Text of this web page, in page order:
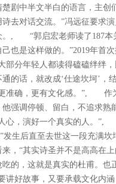
剧中半文半白的语言，主创
去对话交流。”冯远征要求
。, “郭启宏老师读了187本
也是这样做的。”2019年首
部分年轻人都读得磕磕绊绊
的话，就改成‘仕途坎坷’，
更准确，更有文化感。”, 作
强调停顿、留白，不追求熟
心，演好一个真实的人。
后直至去世这一段充满坎
，“其实诗圣并不是高高在
的，这就是真实的杜甫。也
好故事，又要承载文化内涵